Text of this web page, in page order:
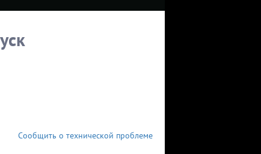
на услышанное
Сообщить о технической проблеме